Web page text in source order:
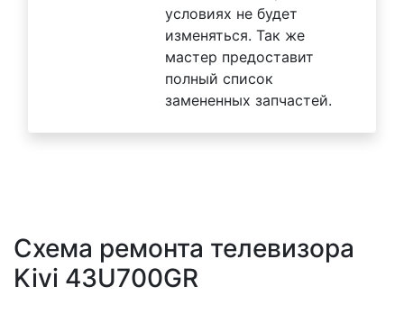
условиях не будет
изменяться. Так же
мастер предоставит
полный список
замененных запчастей.
Схема ремонта телевизора
Kivi 43U700GR